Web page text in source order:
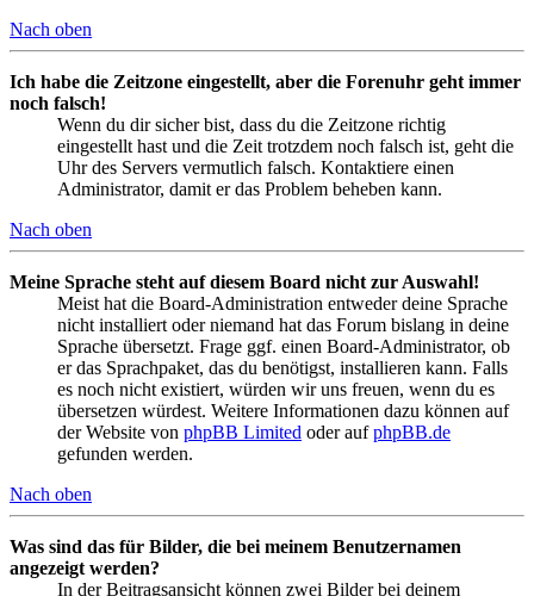
Nach oben
Ich habe die Zeitzone eingestellt, aber die Forenuhr geht immer
noch falsch!
Wenn du dir sicher bist, dass du die Zeitzone richtig
eingestellt hast und die Zeit trotzdem noch falsch ist, geht die
Uhr des Servers vermutlich falsch. Kontaktiere einen
Administrator, damit er das Problem beheben kann.
Nach oben
Meine Sprache steht auf diesem Board nicht zur Auswahl!
Meist hat die Board-Administration entweder deine Sprache
nicht installiert oder niemand hat das Forum bislang in deine
Sprache übersetzt. Frage ggf. einen Board-Administrator, ob
er das Sprachpaket, das du benötigst, installieren kann. Falls
es noch nicht existiert, würden wir uns freuen, wenn du es
übersetzen würdest. Weitere Informationen dazu können auf
der Website von phpBB Limited oder aufphpBB.de
gefunden werden.
Nach oben
Was sind das für Bilder, die bei meinem Benutzernamen
angezeigt werden?
In der Beitragsansicht können zwei Bilder bei deinem